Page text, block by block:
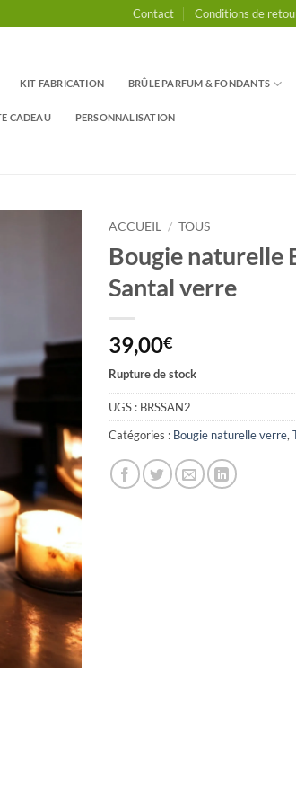
Contact Conditions de
KIT FABRICATION BRÛLE PARFUM & FONDANTS
CADEAU PERSONNALISATION
ACCUEIL / TOUS
Bougie naturelle
Santal verre
39,00€
Rupture de stock
UGS : BRSSAN2
Catégories : Bougie naturelle verre,